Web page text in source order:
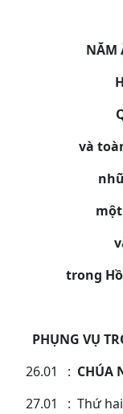
NĂM
H
và
n
m
trong
PHỤNG VỤ
26.01 : CHÚA
27.01 : Thứ